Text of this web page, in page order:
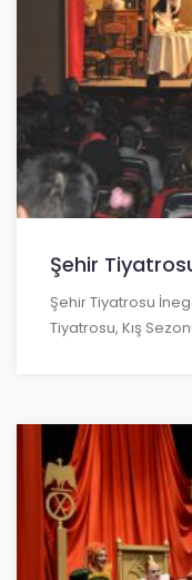
Şehir
Şehir Tiyatrosu
Tiyatrosu, Kış